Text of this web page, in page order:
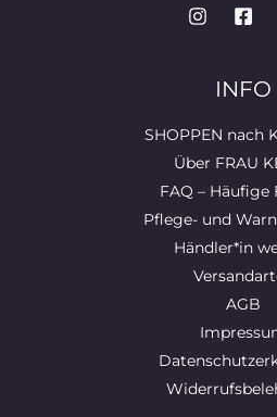
INFO
SHOPPEN nach
Über FRAU
FAQ – Häufige
Pflege- und
Händler*in
AGB